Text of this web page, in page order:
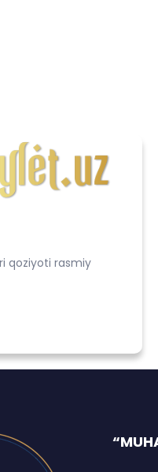
qoziyoti rasmiy